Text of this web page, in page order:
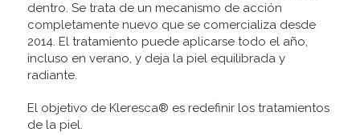
dentro. Se trata de un mecanismo de acción
completamente nuevo que se comercializa desde
2014. El tratamiento puede aplicarse todo el año,
incluso en verano, y deja la piel equilibrada y
radiante.
El objetivo de Kleresca® es redefinir los tratamientos
de la piel.